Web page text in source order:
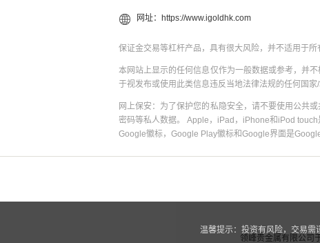
网址： https://www.igoldhk.com
保证金交易等杠杆产品，具有很大风险，并不适用于
本网站上显示的任何信息仅作为一般数据或参考，并
于视发布或使用此类信息违反当地法律法规的任何国
网上保安：为了保护您的私隐安全，请不要使用公共
密码等私人数据。 Apple，iPad，iPhone和iPod
Google徽标，Google Play徽标和Google界面是
领峰贵金属有限公司
温馨提示：投资有风险，交易需